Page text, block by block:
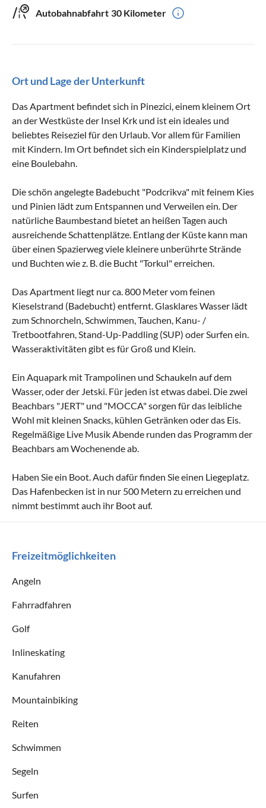
Autobahnabfahrt 30 Kilometer
Ort und Lage der Unterkunft
Das Apartment befindet sich in Pinezici, einem kleinem Ort
an der Westküste der Insel Krk und ist ein ideales und
beliebtes Reiseziel für den Urlaub. Vor allem für Familien
mit Kindern. Im Ort befindet sich ein Kinderspielplatz und
eine Boulebahn.
Die schön angelegte Badebucht "Podcrikva" mit feinem Kies
und Pinien lädt zum Entspannen und Verweilen ein. Der
natürliche Baumbestand bietet an heißen Tagen auch
ausreichende Schattenplätze. Entlang der Küste kann man
über einen Spazierweg viele kleinere unberührte Strände
und Buchten wie z. B. die Bucht "Torkul" erreichen.
Das Apartment liegt nur ca. 800 Meter vom feinen
Kieselstrand (Badebucht) entfernt. Glasklares Wasser lädt
zum Schnorcheln, Schwimmen, Tauchen, Kanu- /
Tretbootfahren, Stand-Up-Paddling (SUP) oder Surfen ein.
Wasseraktivitäten gibt es für Groß und Klein.
Ein Aquapark mit Trampolinen und Schaukeln auf dem
Wasser, oder der Jetski. Für jeden ist etwas dabei. Die zwei
Beachbars "JERT" und "MOCCA" sorgen für das leibliche
Wohl mit kleinen Snacks, kühlen Getränken oder das Eis.
Regelmäßige Live Musik Abende runden das Programm der
Beachbars am Wochenende ab.
Haben Sie ein Boot. Auch dafür finden Sie einen Liegeplatz.
Das Hafenbecken ist in nur 500 Metern zu erreichen und
nimmt bestimmt auch ihr Boot auf.
Freizeitmöglichkeiten
Angeln
Fahrradfahren
Golf
Inlineskating
Kanufahren
Mountainbiking
Reiten
Schwimmen
Segeln
Surfen